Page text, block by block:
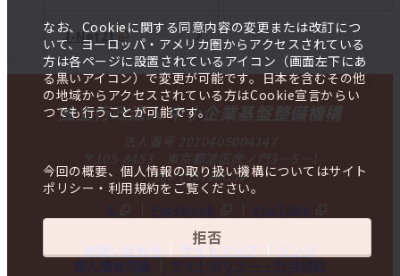
なお、Cookieに関する同意内容の変更または改訂につ
いて、ヨーロッパ・アメリカ圏からアクセスされている
方は各ページに設置されているアイコン（画面左下にあ
る黒いアイコン）で変更が可能です。日本を含むその他
の地域からアクセスされている方はCookie宣言からい
つでも行うことが可能です。
今回の概要、個人情報の取り扱い機構についてはサイト
ポリシー・利用規約をご覧ください。
拒否
J-Net21
独立行政法人 中小企業基盤整備機構
法人番号 2010405004147
〒105-8453 東京都港区虎ノ門3－5－1
虎ノ門37森ビル
X
Facebook YouTube
お問い合わせ サイトマップ
リンク
個人情報保護
サイトポリシー・利用規約